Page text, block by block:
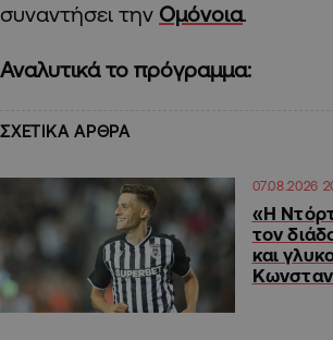
συναντήσει την Ομόνοια.
Αναλυτικά το πρόγραμμα:
ΣΧΕΤΙΚΑ ΑΡΘΡΑ
07.08.2026
«Η
τον
και